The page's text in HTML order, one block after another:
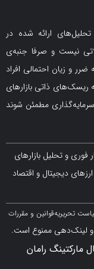
شده در
و صرفا جنبه‌ی
افراد
بازارهای
مطمئن شوند
بازارهای
و اقتصاد
قوانین و مقررات
ممنوع است.
رامان